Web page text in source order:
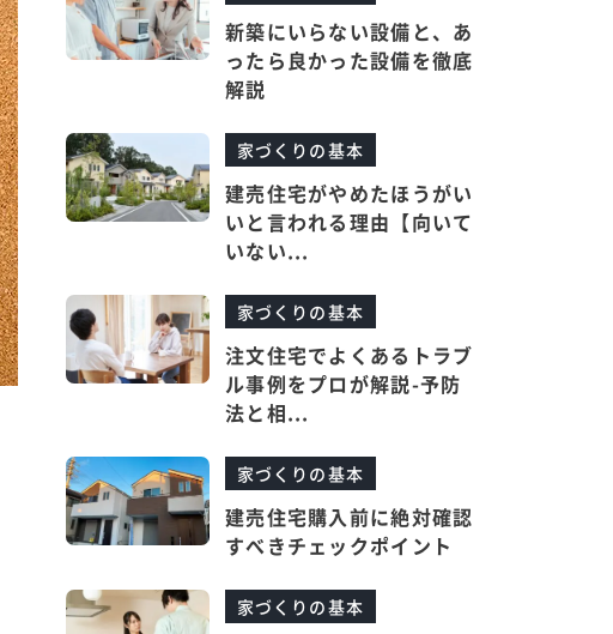
新築にいらない設備と、あ
ったら良かった設備を徹底
解説
家づくりの基本
建売住宅がやめたほうがい
いと言われる理由【向いて
いない...
家づくりの基本
注文住宅でよくあるトラブ
ル事例をプロが解説-予防
法と相...
家づくりの基本
建売住宅購入前に絶対確認
すべきチェックポイント
家づくりの基本